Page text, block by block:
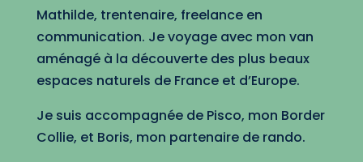
Mathilde, trentenaire, freelance en
communication. Je voyage avec mon van
aménagé à la découverte des plus beaux
espaces naturels de France et d’Europe.
Je suis accompagnée de Pisco, mon Border
Collie, et Boris, mon partenaire de rando.